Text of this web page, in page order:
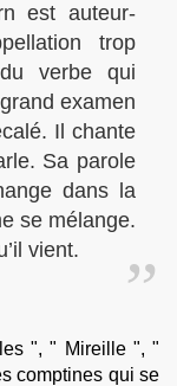
est auteur-
trop
verbe qui
examen
Il chante
Sa parole
dans la
se mélange.
vient.
", " Mireille ", "
comptines qui se